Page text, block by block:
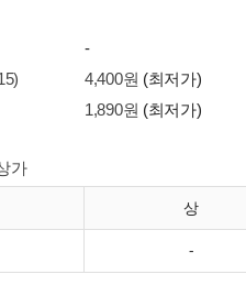
-
4,400원 (최저가)
1,890원 (최저가)
가
상
-